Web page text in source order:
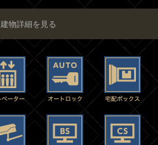
建物詳細を見る